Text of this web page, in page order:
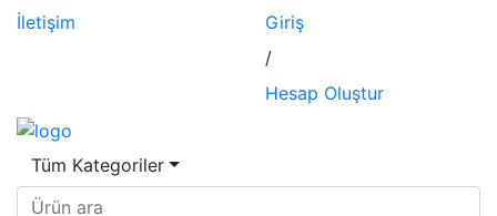
İletişim
Giriş
/
Hesap Oluştur
Tüm Kategoriler